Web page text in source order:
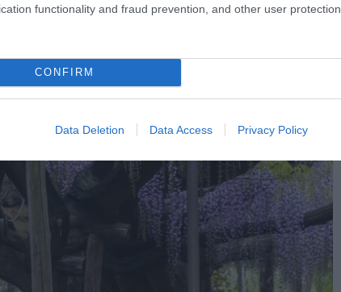
functionality and fraud prevention, and other user protection.
CONFIRM
Data Deletion Data Access Privacy Policy